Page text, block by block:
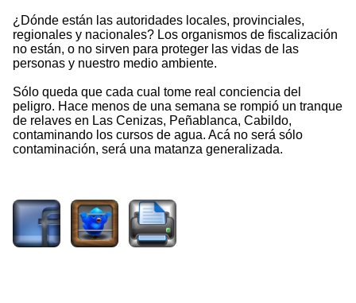
¿Dónde están las autoridades locales, provinciales,
regionales y nacionales? Los organismos de fiscalización
no están, o no sirven para proteger las vidas de las
personas y nuestro medio ambiente.
Sólo queda que cada cual tome real conciencia del
peligro. Hace menos de una semana se rompió un tranque
de relaves en Las Cenizas, Peñablanca, Cabildo,
contaminando los cursos de agua. Acá no será sólo
contaminación, será una matanza generalizada.